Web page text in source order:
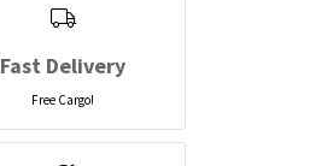
Fast Delivery
Free Cargo!